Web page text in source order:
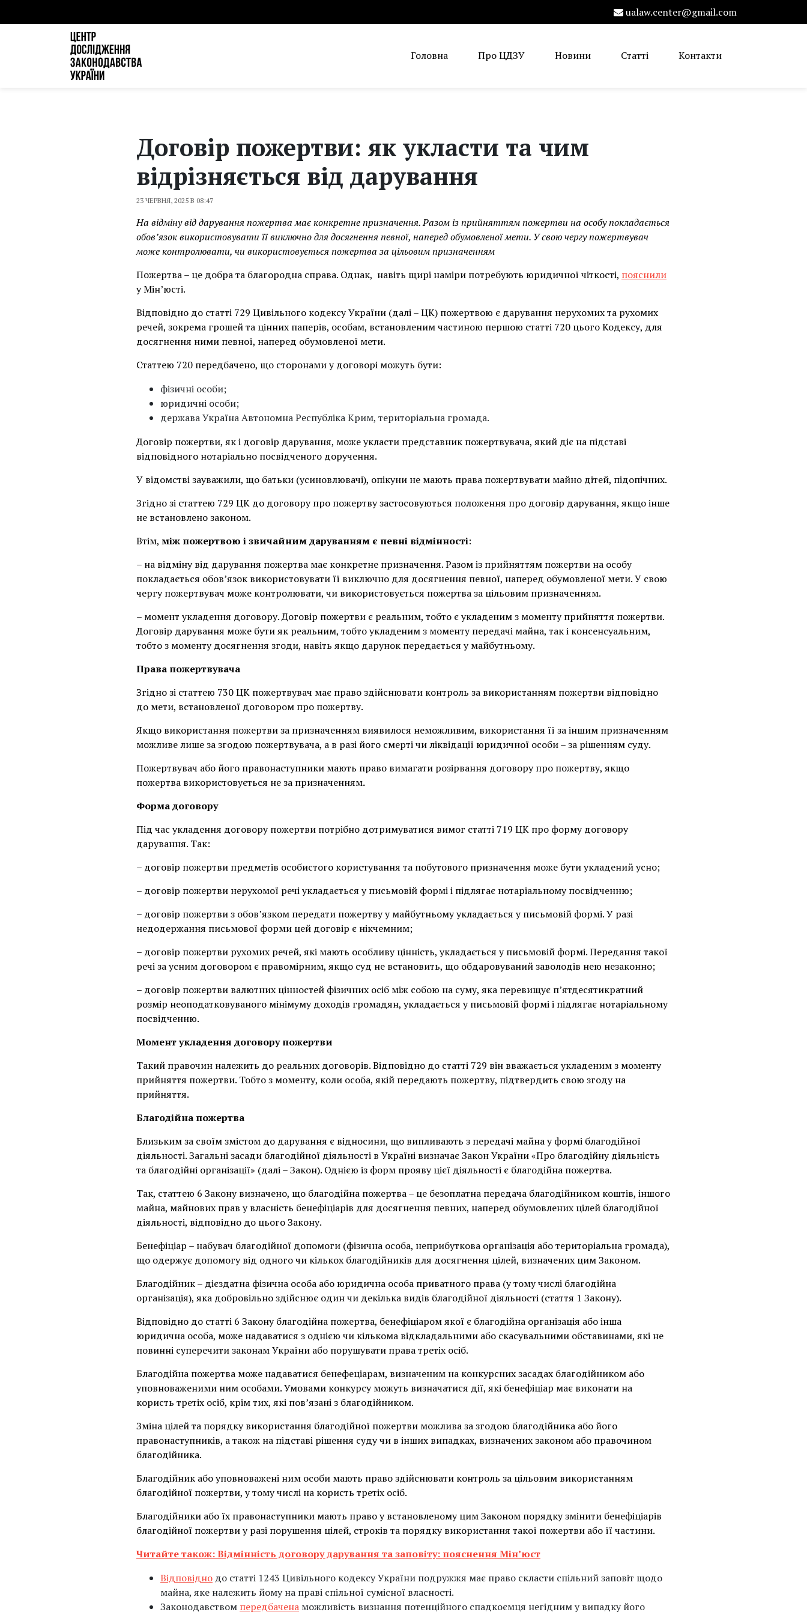
ualaw.center@gmail.com
Головна Про ЦДЗУ Новини Статті Контакти
Договір пожертви: як укласти та чим
відрізняється від дарування
23 ЧЕРВНЯ, 2025 В 08:47
На відміну від дарування пожертва має конкретне призначення. Разом із прийняттям пожертви на особу покладається
обов’язок використовувати її виключно для досягнення певної, наперед обумовленої мети. У свою чергу пожертвувач
може контролювати, чи використовується пожертва за цільовим призначенням
Пожертва – це добра та благородна справа. Однак, навіть щирі наміри потребують юридичної чіткості, пояснили
у Мін’юсті.
Відповідно до статті 729 Цивільного кодексу України (далі – ЦК) пожертвою є дарування нерухомих та рухомих
речей, зокрема грошей та цінних паперів, особам, встановленим частиною першою статті 720 цього Кодексу, для
досягнення ними певної, наперед обумовленої мети.
Статтею 720 передбачено, що сторонами у договорі можуть бути:
фізичні особи;
юридичні особи;
держава Україна Автономна Республіка Крим, територіальна громада.
Договір пожертви, як і договір дарування, може укласти представник пожертвувача, який діє на підставі
відповідного нотаріально посвідченого доручення.
У відомстві зауважили, що батьки (усиновлювачі), опікуни не мають права пожертвувати майно дітей, підопічних.
Згідно зі статтею 729 ЦК до договору про пожертву застосовуються положення про договір дарування, якщо інше
не встановлено законом.
Втім, між пожертвою і звичайним даруванням є певні відмінності:
– на відміну від дарування пожертва має конкретне призначення. Разом із прийняттям пожертви на особу
покладається обов’язок використовувати її виключно для досягнення певної, наперед обумовленої мети. У свою
чергу пожертвувач може контролювати, чи використовується пожертва за цільовим призначенням.
– момент укладення договору. Договір пожертви є реальним, тобто є укладеним з моменту прийняття пожертви.
Договір дарування може бути як реальним, тобто укладеним з моменту передачі майна, так і консенсуальним,
тобто з моменту досягнення згоди, навіть якщо дарунок передається у майбутньому.
Права пожертвувача
Згідно зі статтею 730 ЦК пожертвувач має право здійснювати контроль за використанням пожертви відповідно
до мети, встановленої договором про пожертву.
Якщо використання пожертви за призначенням виявилося неможливим, використання її за іншим призначенням
можливе лише за згодою пожертвувача, а в разі його смерті чи ліквідації юридичної особи – за рішенням суду.
Пожертвувач або його правонаступники мають право вимагати розірвання договору про пожертву, якщо
пожертва використовується не за призначенням.
Форма договору
Під час укладення договору пожертви потрібно дотримуватися вимог статті 719 ЦК про форму договору
дарування. Так:
– договір пожертви предметів особистого користування та побутового призначення може бути укладений усно;
– договір пожертви нерухомої речі укладається у письмовій формі і підлягає нотаріальному посвідченню;
– договір пожертви з обов’язком передати пожертву у майбутньому укладається у письмовій формі. У разі
недодержання письмової форми цей договір є нікчемним;
– договір пожертви рухомих речей, які мають особливу цінність, укладається у письмовій формі. Передання такої
речі за усним договором є правомірним, якщо суд не встановить, що обдаровуваний заволодів нею незаконно;
– договір пожертви валютних цінностей фізичних осіб між собою на суму, яка перевищує п’ятдесятикратний
розмір неоподатковуваного мінімуму доходів громадян, укладається у письмовій формі і підлягає нотаріальному
посвідченню.
Момент укладення договору пожертви
Такий правочин належить до реальних договорів. Відповідно до статті 729 він вважається укладеним з моменту
прийняття пожертви. Тобто з моменту, коли особа, якій передають пожертву, підтвердить свою згоду на
прийняття.
Благодійна пожертва
Близьким за своїм змістом до дарування є відносини, що випливають з передачі майна у формі благодійної
діяльності. Загальні засади благодійної діяльності в Україні визначає Закон України «Про благодійну діяльність
та благодійні організації» (далі – Закон). Однією із форм прояву цієї діяльності є благодійна пожертва.
Так, статтею 6 Закону визначено, що благодійна пожертва – це безоплатна передача благодійником коштів, іншого
майна, майнових прав у власність бенефіціарів для досягнення певних, наперед обумовлених цілей благодійної
діяльності, відповідно до цього Закону.
Бенефіціар – набувач благодійної допомоги (фізична особа, неприбуткова організація або територіальна громада),
що одержує допомогу від одного чи кількох благодійників для досягнення цілей, визначених цим Законом.
Благодійник – дієздатна фізична особа або юридична особа приватного права (у тому числі благодійна
організація), яка добровільно здійснює один чи декілька видів благодійної діяльності (стаття 1 Закону).
Відповідно до статті 6 Закону благодійна пожертва, бенефіціаром якої є благодійна організація або інша
юридична особа, може надаватися з однією чи кількома відкладальними або скасувальними обставинами, які не
повинні суперечити законам України або порушувати права третіх осіб.
Благодійна пожертва може надаватися бенефеціарам, визначеним на конкурсних засадах благодійником або
уповноваженими ним особами. Умовами конкурсу можуть визначатися дії, які бенефіціар має виконати на
користь третіх осіб, крім тих, які пов’язані з благодійником.
Зміна цілей та порядку використання благодійної пожертви можлива за згодою благодійника або його
правонаступників, а також на підставі рішення суду чи в інших випадках, визначених законом або правочином
благодійника.
Благодійник або уповноважені ним особи мають право здійснювати контроль за цільовим використанням
благодійної пожертви, у тому числі на користь третіх осіб.
Благодійники або їх правонаступники мають право у встановленому цим Законом порядку змінити бенефіціарів
благодійної пожертви у разі порушення цілей, строків та порядку використання такої пожертви або її частини.
Читайте також: Відмінність договору дарування та заповіту: пояснення Мін’юст
Відповідно до статті 1243 Цивільного кодексу України подружжя має право скласти спільний заповіт щодо
майна, яке належить йому на праві спільної сумісної власності.
Законодавством передбачена можливість визнання потенційного спадкоємця негідним у випадку його